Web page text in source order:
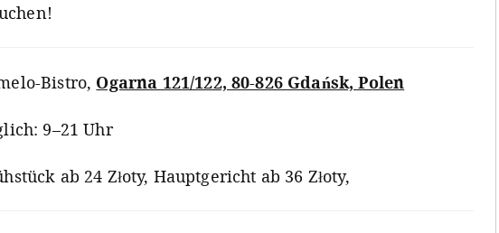
Bistro, Ogarna 121/122, 80-826 Gdańsk, Polen
9–21 Uhr
ab 24 Złoty, Hauptgericht ab 36 Złoty,